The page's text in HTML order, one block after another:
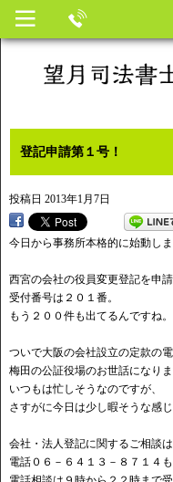
登記申請第１号！
投稿日 2013年1月7日
今日から事務所本格的に始動しま
西宮の会社の役員変更登記を申請
受付番号は２０１番。
もう２００件も出てるんですね。
ついで大阪の会社設立の定款の電
梅田の公証役場のお世話になりま
いつもは忙しそうなのですが、
さすがに今日は少し暇そうな感じ
会社・法人登記に関するご相談
電話０６－６４１３－８７１４